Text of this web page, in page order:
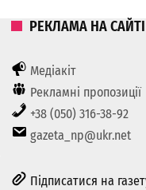
РЕКЛАМА НА САЙТІ
Медіакіт
Рекламні пропозиції
+38 (050) 316-38-92
gazeta_np@ukr.net
Підписатися на